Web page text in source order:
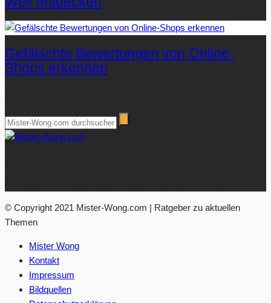
Gefälschte Bewertungen von Online-
Shops erkennen
© Copyright 2021 Mister-Wong.com | Ratgeber zu aktuellen
Themen
Mister Wong
Kontakt
Impressum
Bildquellen